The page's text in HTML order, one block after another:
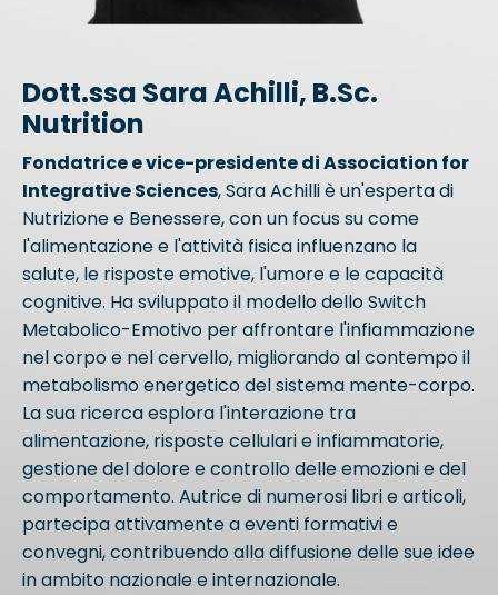
Dott.ssa Sara Achilli, B.Sc.
Nutrition
Fondatrice e vice-presidente di Association for
Integrative Sciences, Sara Achilli è un'esperta di
Nutrizione e Benessere, con un focus su come
l'alimentazione e l'attività fisica influenzano la
salute, le risposte emotive, l'umore e le capacità
cognitive. Ha sviluppato il modello dello Switch
Metabolico-Emotivo per affrontare l'infiammazione
nel corpo e nel cervello, migliorando al contempo il
metabolismo energetico del sistema mente-corpo.
La sua ricerca esplora l'interazione tra
alimentazione, risposte cellulari e infiammatorie,
gestione del dolore e controllo delle emozioni e del
comportamento. Autrice di numerosi libri e articoli,
partecipa attivamente a eventi formativi e
convegni, contribuendo alla diffusione delle sue idee
in ambito nazionale e internazionale.